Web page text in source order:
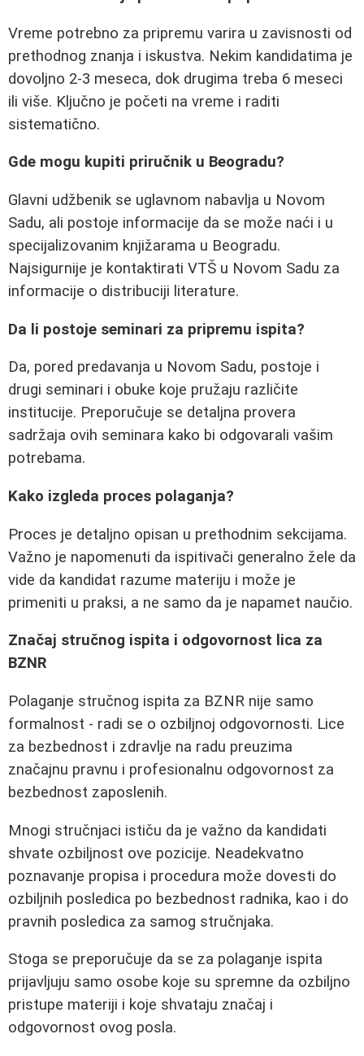
Vreme potrebno za pripremu varira u zavisnosti od
prethodnog znanja i iskustva. Nekim kandidatima je
dovoljno 2-3 meseca, dok drugima treba 6 meseci
ili više. Ključno je početi na vreme i raditi
sistematično.
Gde mogu kupiti priručnik u Beogradu?
Glavni udžbenik se uglavnom nabavlja u Novom
Sadu, ali postoje informacije da se može naći i u
specijalizovanim knjižarama u Beogradu.
Najsigurnije je kontaktirati VTŠ u Novom Sadu za
informacije o distribuciji literature.
Da li postoje seminari za pripremu ispita?
Da, pored predavanja u Novom Sadu, postoje i
drugi seminari i obuke koje pružaju različite
institucije. Preporučuje se detaljna provera
sadržaja ovih seminara kako bi odgovarali vašim
potrebama.
Kako izgleda proces polaganja?
Proces je detaljno opisan u prethodnim sekcijama.
Važno je napomenuti da ispitivači generalno žele da
vide da kandidat razume materiju i može je
primeniti u praksi, a ne samo da je napamet naučio.
Značaj stručnog ispita i odgovornost lica za
BZNR
Polaganje stručnog ispita za BZNR nije samo
formalnost - radi se o ozbiljnoj odgovornosti. Lice
za bezbednost i zdravlje na radu preuzima
značajnu pravnu i profesionalnu odgovornost za
bezbednost zaposlenih.
Mnogi stručnjaci ističu da je važno da kandidati
shvate ozbiljnost ove pozicije. Neadekvatno
poznavanje propisa i procedura može dovesti do
ozbiljnih posledica po bezbednost radnika, kao i do
pravnih posledica za samog stručnjaka.
Stoga se preporučuje da se za polaganje ispita
prijavljuju samo osobe koje su spremne da ozbiljno
pristupe materiji i koje shvataju značaj i
odgovornost ovog posla.